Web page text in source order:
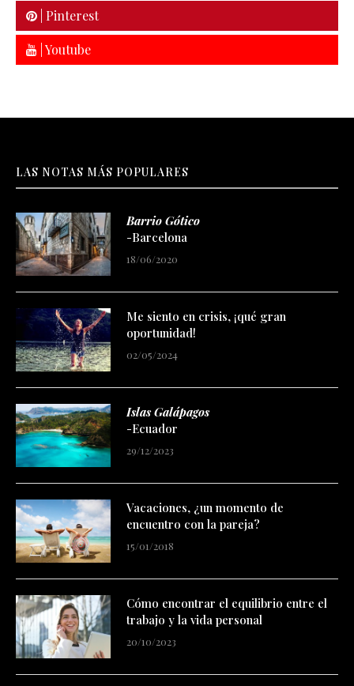
| Pinterest
| Youtube
LAS NOTAS MÁS POPULARES
Barrio Gótico
-Barcelona
18/06/2020
Me siento en crisis, ¡qué gran
oportunidad!
02/05/2024
Islas Galápagos
-Ecuador
29/12/2023
Vacaciones, ¿un momento de
encuentro con la pareja?
15/01/2018
Cómo encontrar el equilibrio entre el
trabajo y la vida personal
20/10/2023